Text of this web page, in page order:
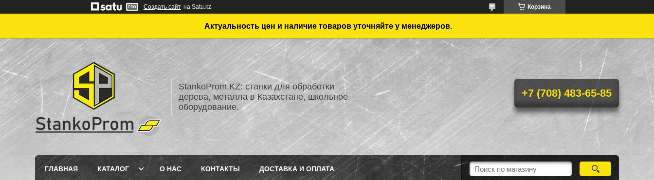
Создать сайт на Satu.kz Корзина
Актуальность цен и наличие товаров уточняйте у менеджеров.
StankoProm.KZ: станки для обработки
дерева, металла в Казахстане, школьное
оборудование.
+7 (708) 483-65-85
ГЛАВНАЯ КАТАЛОГ О НАС КОНТАКТЫ ДОСТАВКА И ОПЛАТА